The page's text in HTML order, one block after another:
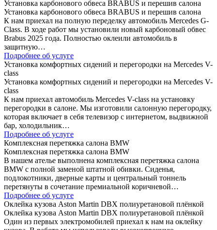
Установка карбонового обвеса BRABUS и перешив салона
Установка карбонового обвеса BRABUS и перешив салона
К нам приехал на полную переделку автомобиль Mercedes G-
Class. В ходе работ мы установили новый карбоновый обвес
Brabus 2025 года. Полностью оклеили автомобиль в
защитную…
Подробнее об услуге
Установка комфортных сидений и перегородки на Mercedes V-
class
Установка комфортных сидений и перегородки на Mercedes V-
class
К нам приехал автомобиль Mercedes V-class на установку
перегородки в салоне. Мы изготовили салонную перегородку,
которая включает в себя телевизор с интернетом, выдвижной
бар, холодильник…
Подробнее об услуге
Комплексная перетяжка салона BMW
Комплексная перетяжка салона BMW
В нашем ателье выполнена комплексная перетяжка салона
BMW с полной заменой штатной обивки. Сиденья,
подлокотники, дверные карты и центральный тоннель
перетянуты в сочетание премиальной коричневой…
Подробнее об услуге
Оклейка кузова Aston Martin DBX полиуретановой плёнкой
Оклейка кузова Aston Martin DBX полиуретановой плёнкой
Один из первых электромобилей приехал к нам на оклейку